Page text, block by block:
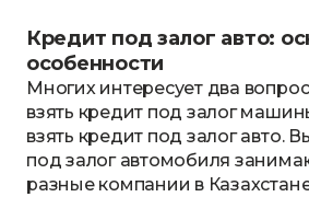
Кредит под залог авто:
особенности
Многих интересует два
взять кредит под залог
взять кредит под залог авто.
под залог автомобиля
разные компании в